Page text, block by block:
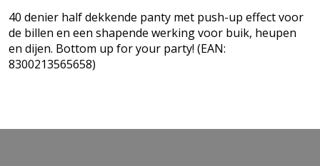
40 denier half dekkende panty met push-up effect voor
de billen en een shapende werking voor buik, heupen
en dijen. Bottom up for your party! (EAN:
8300213565658)